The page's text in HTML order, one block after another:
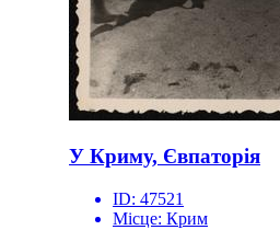
У Криму, Євпаторія
ID: 47521
Місце: Крим